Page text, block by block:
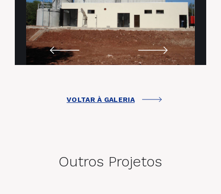
VOLTAR À GALERIA
Outros Projetos